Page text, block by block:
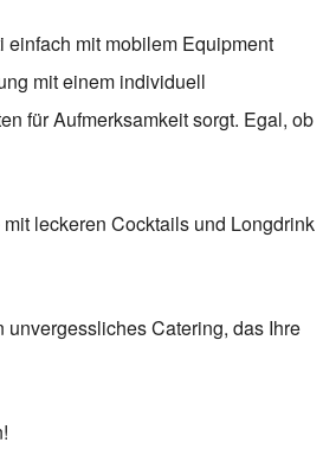
mit mobilem Equipment
mit einem individuell
für Aufmerksamkeit sorgt. Egal, ob
leckeren Cocktails und Longdrink
unvergessliches Catering, das Ihre